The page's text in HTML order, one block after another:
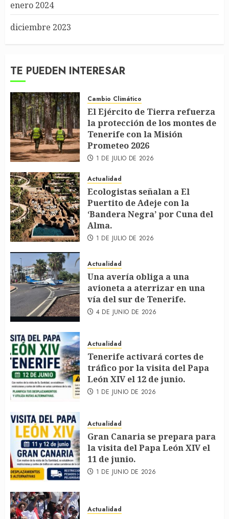
enero 2024
diciembre 2023
TE PUEDEN INTERESAR
Cambio Climático
El Ejército de Tierra refuerza
la protección de los montes de
Tenerife con la Misión
Prometeo 2026
1 DE JULIO DE 2026
Actualidad
Ecologistas señalan a El
Puertito de Adeje con la
‘Bandera Negra’ por Cuna del
Alma.
1 DE JULIO DE 2026
Actualidad
Una avería obliga a una
avioneta a aterrizar en una
vía del sur de Tenerife.
4 DE JUNIO DE 2026
Actualidad
Tenerife activará cortes de
tráfico por la visita del Papa
León XIV el 12 de junio.
1 DE JUNIO DE 2026
Actualidad
Gran Canaria se prepara para
la visita del Papa León XIV el
11 de junio.
1 DE JUNIO DE 2026
Actualidad